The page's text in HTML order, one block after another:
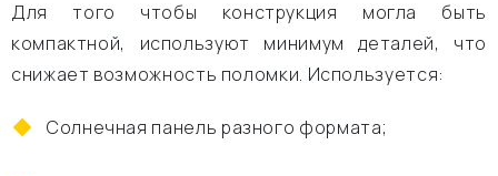
Для того чтобы конструкция могла быть
компактной, используют минимум деталей, что
снижает возможность поломки. Используется:
Солнечная панель разного формата;